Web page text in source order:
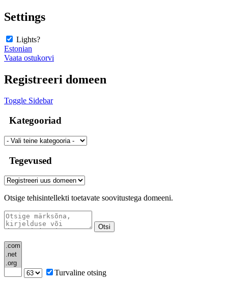
Settings
Lights?
Estonian
Vaata ostukorvi
Registreeri domeen
Toggle Sidebar
Kategooriad
Tegevused
Otsige tehisintellekti toetavate soovitustega domeeni.
Otsi
Turvaline otsing